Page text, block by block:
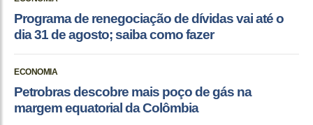
Programa de renegociação de dívidas vai até o
dia 31 de agosto; saiba como fazer
ECONOMIA
Petrobras descobre mais poço de gás na
margem equatorial da Colômbia